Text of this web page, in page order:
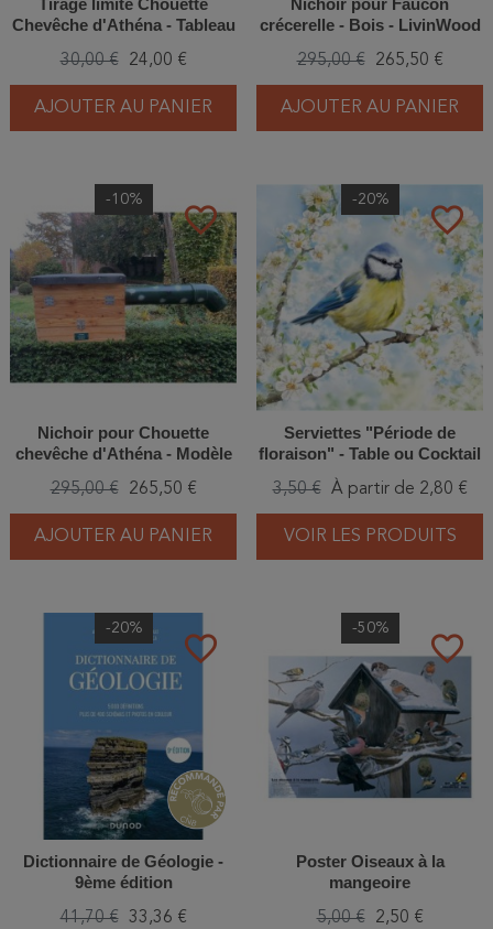
Tirage limité Chouette
Chevêche d'Athéna - Tableau
30,00 € 24,00 €
AJOUTER AU PANIER
Nichoir pour Faucon
crécerelle - Bois - LivinWood
295,00 € 265,50 €
AJOUTER AU PANIER
favorite_border
-10%
Nichoir pour Chouette
chevêche d'Athéna - Modèle
295,00 € 265,50 €
AJOUTER AU PANIER
favorite_border
-20%
Serviettes "Période de
floraison" - Table ou Cocktail
3,50 € À partir de 2,80 €
VOIR LES PRODUITS
favorite_border
-20%
Dictionnaire de Géologie -
9ème édition
41,70 € 33,36 €
favorite_border
-50%
Poster Oiseaux à la
mangeoire
5,00 € 2,50 €